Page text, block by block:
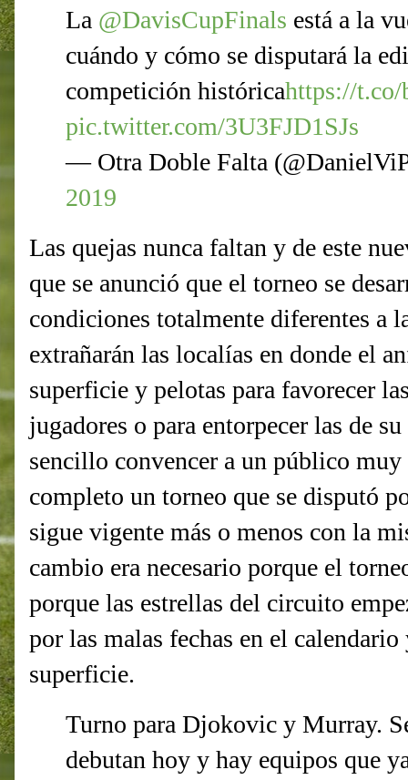
La @DavisCupFinals está a la
cuándo y cómo se disputará la
competición históricahttps://
pic.twitter.com/3U3FJD1SJs
— Otra Doble Falta
2019
Las quejas nunca faltan y de este
que se anunció que el torneo se
condiciones totalmente diferentes a
extrañarán las localías en donde el
superficie y pelotas para favorecer
jugadores o para entorpecer las de
sencillo convencer a un público
completo un torneo que se disputó
sigue vigente más o menos con la
cambio era necesario porque el
porque las estrellas del circuito
por las malas fechas en el
superficie.
Turno para Djokovic y Murray.
debutan hoy y hay equipos que